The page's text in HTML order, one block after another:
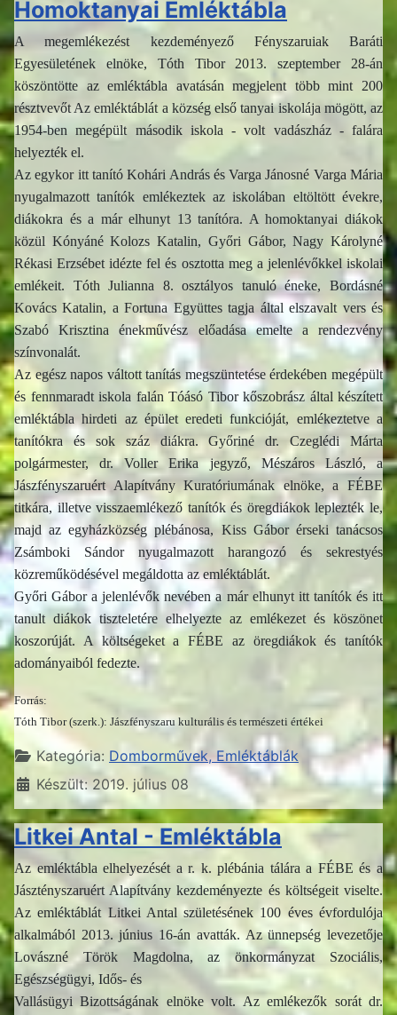
Homoktanyai Emléktábla
A megemlékezést kezdeményező Fényszaruiak Baráti
Egyesületének elnöke, Tóth Tibor 2013. szeptember 28-án
köszöntötte az emléktábla avatásán megjelent több mint 200
résztvevőt Az emléktáblát a község első tanyai iskolája mögött, az
1954-ben megépült második iskola - volt vadászház - falára
helyezték el.
Az egykor itt tanító Kohári András és Varga Jánosné Varga Mária
nyugalmazott tanítók emlékeztek az iskolában eltöltött évekre,
diákokra és a már elhunyt 13 tanítóra. A homoktanyai diákok
közül Kónyáné Kolozs Katalin, Győri Gábor, Nagy Károlyné
Rékasi Erzsébet idézte fel és osztotta meg a jelenlévőkkel iskolai
emlékeit. Tóth Julianna 8. osztályos tanuló éneke, Bordásné
Kovács Katalin, a Fortuna Együttes tagja által elszavalt vers és
Szabó Krisztina énekművész előadása emelte a rendezvény
színvonalát.
Az egész napos váltott tanítás megszüntetése érdekében megépült
és fennmaradt iskola falán Tóásó Tibor kőszobrász által készített
emléktábla hirdeti az épület eredeti funkcióját, emlékeztetve a
tanítókra és sok száz diákra. Győriné dr. Czeglédi Márta
polgármester, dr. Voller Erika jegyző, Mészáros László, a
Jászfényszaruért Alapítvány Kuratóriumának elnöke, a FÉBE
titkára, illetve visszaemlékező tanítók és öregdiákok leplezték le,
majd az egyházközség plébánosa, Kiss Gábor érseki tanácsos
Zsámboki Sándor nyugalmazott harangozó és sekrestyés
közreműködésével megáldotta az emléktáblát.
Győri Gábor a jelenlévők nevében a már elhunyt itt tanítók és itt
tanult diákok tiszteletére elhelyezte az emlékezet és köszönet
koszorúját. A költségeket a FÉBE az öregdiákok és tanítók
adományaiból fedezte.
Forrás:
Tóth Tibor (szerk.): Jászfényszaru kulturális és természeti értékei
Részletek
Kategória: Domborművek, Emléktáblák
Készült: 2019. július 08
Litkei Antal - Emléktábla
Az emléktábla elhelyezését a r. k. plébánia tálára a FÉBE és a
Jásztényszaruért Alapítvány kezdeményezte és költségeit viselte.
Az emléktáblát Litkei Antal születésének 100 éves évfordulója
alkalmából 2013. június 16-án avatták. Az ünnepség levezetője
Lovászné Török Magdolna, az önkormányzat Szociális,
Egészségügyi, Idős- és
Vallásügyi Bizottságának elnöke volt. Az emlékezők sorát dr.